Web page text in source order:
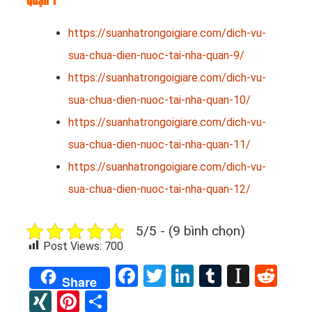
https://suanhatrongoigiare.com/dich-vu-
sua-chua-dien-nuoc-tai-nha-quan-9/
https://suanhatrongoigiare.com/dich-vu-
sua-chua-dien-nuoc-tai-nha-quan-10/
https://suanhatrongoigiare.com/dich-vu-
sua-chua-dien-nuoc-tai-nha-quan-11/
https://suanhatrongoigiare.com/dich-vu-
sua-chua-dien-nuoc-tai-nha-quan-12/
5/5 - (9 bình chọn)
Post Views: 700
Share Facebook
TwitterLinkedIn
Tumblr
XINGPinterest